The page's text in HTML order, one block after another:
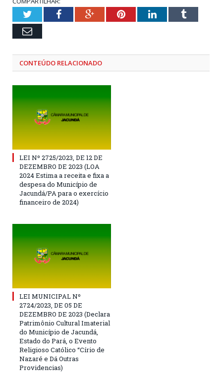
TwitterFacebookGoogle+PinterestLinkedInTumblr
Email
CONTEÚDO RELACIONADO
LEI Nº 2725/2023, DE 12 DE
DEZEMBRO DE 2023 (LOA
2024 Estima a receita e fixa a
despesa do Município de
Jacundá/PA para o exercício
financeiro de 2024)
LEI MUNICIPAL Nº
2724/2023, DE 05 DE
DEZEMBRO DE 2023 (Declara
Patrimônio Cultural Imaterial
do Município de Jacundá,
Estado do Pará, o Evento
Religioso Católico “Círio de
Nazaré e Dá Outras
Providencias)